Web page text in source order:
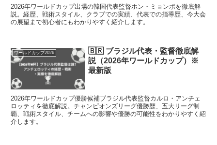
2026年ワールドカップ出場の韓国代表監督ホン・ミョンボを徹底解
説。経歴、戦術スタイル、クラブでの実績、代表での指導歴、今大会
の展望まで初心者にもわかりやすく紹介します。
ワールドカップ2026
🇧🇷 ブラジル代表・監督徹底解
説（2026年ワールドカップ）※
最新版
2026年ワールドカップ優勝候補ブラジル代表監督カルロ・アンチェ
ロッティを徹底解説。チャンピオンズリーグ優勝歴、五大リーグ制
覇、戦術スタイル、チームへの影響や優勝の可能性をわかりやすく紹
介します。